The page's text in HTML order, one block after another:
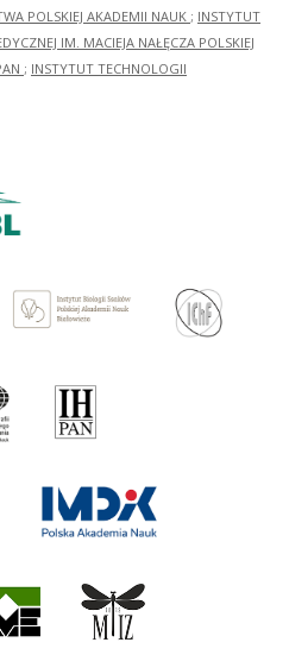
POLSKIEJ AKADEMII NAUK ; INSTYTUT
IM. MACIEJA NAŁĘCZA POLSKIEJ
; INSTYTUT TECHNOLOGII